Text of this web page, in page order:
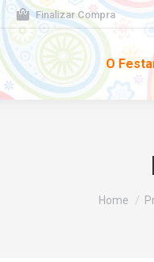
Finalizar Compra
O
You are
Home